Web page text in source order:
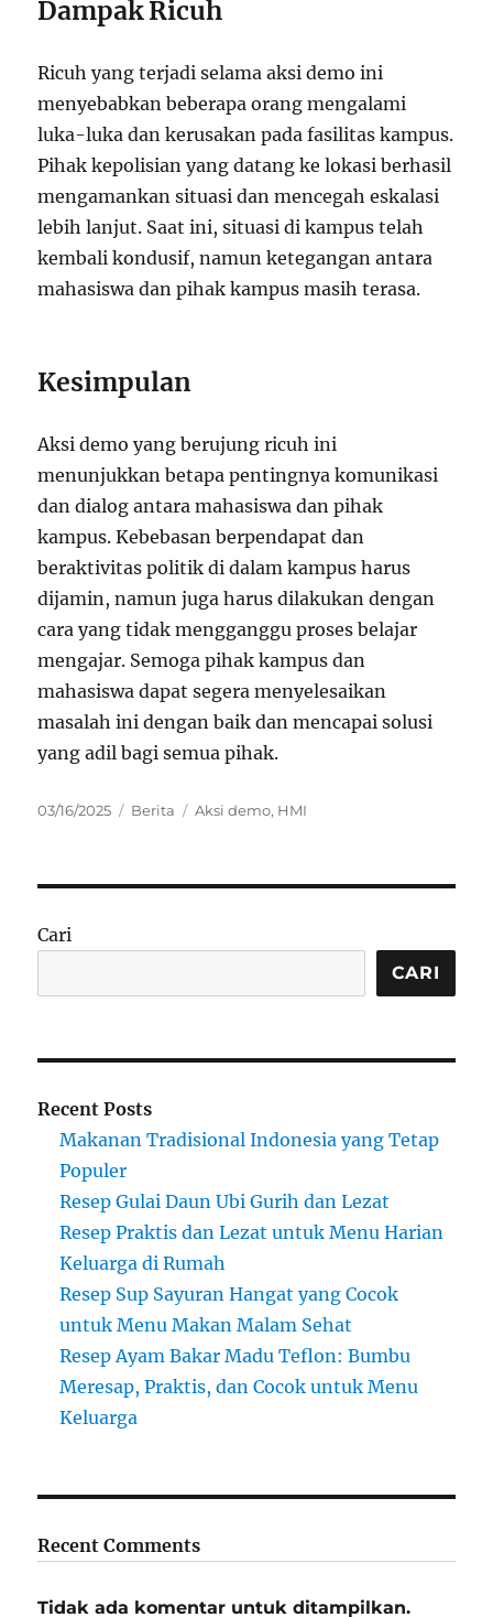
Dampak Ricuh
Ricuh yang terjadi selama aksi demo ini
menyebabkan beberapa orang mengalami
luka-luka dan kerusakan pada fasilitas kampus.
Pihak kepolisian yang datang ke lokasi berhasil
mengamankan situasi dan mencegah eskalasi
lebih lanjut. Saat ini, situasi di kampus telah
kembali kondusif, namun ketegangan antara
mahasiswa dan pihak kampus masih terasa.
Kesimpulan
Aksi demo yang berujung ricuh ini
menunjukkan betapa pentingnya komunikasi
dan dialog antara mahasiswa dan pihak
kampus. Kebebasan berpendapat dan
beraktivitas politik di dalam kampus harus
dijamin, namun juga harus dilakukan dengan
cara yang tidak mengganggu proses belajar
mengajar. Semoga pihak kampus dan
mahasiswa dapat segera menyelesaikan
masalah ini dengan baik dan mencapai solusi
yang adil bagi semua pihak.
Posted
03/16/2025 Categories
Berita Tags
Aksi demo, HMI
Cari
CARI
Recent Posts
Makanan Tradisional Indonesia yang Tetap
Populer
Resep Gulai Daun Ubi Gurih dan Lezat
Resep Praktis dan Lezat untuk Menu Harian
Keluarga di Rumah
Resep Sup Sayuran Hangat yang Cocok
untuk Menu Makan Malam Sehat
Resep Ayam Bakar Madu Teflon: Bumbu
Meresap, Praktis, dan Cocok untuk Menu
Keluarga
Recent Comments
Tidak ada komentar untuk ditampilkan.